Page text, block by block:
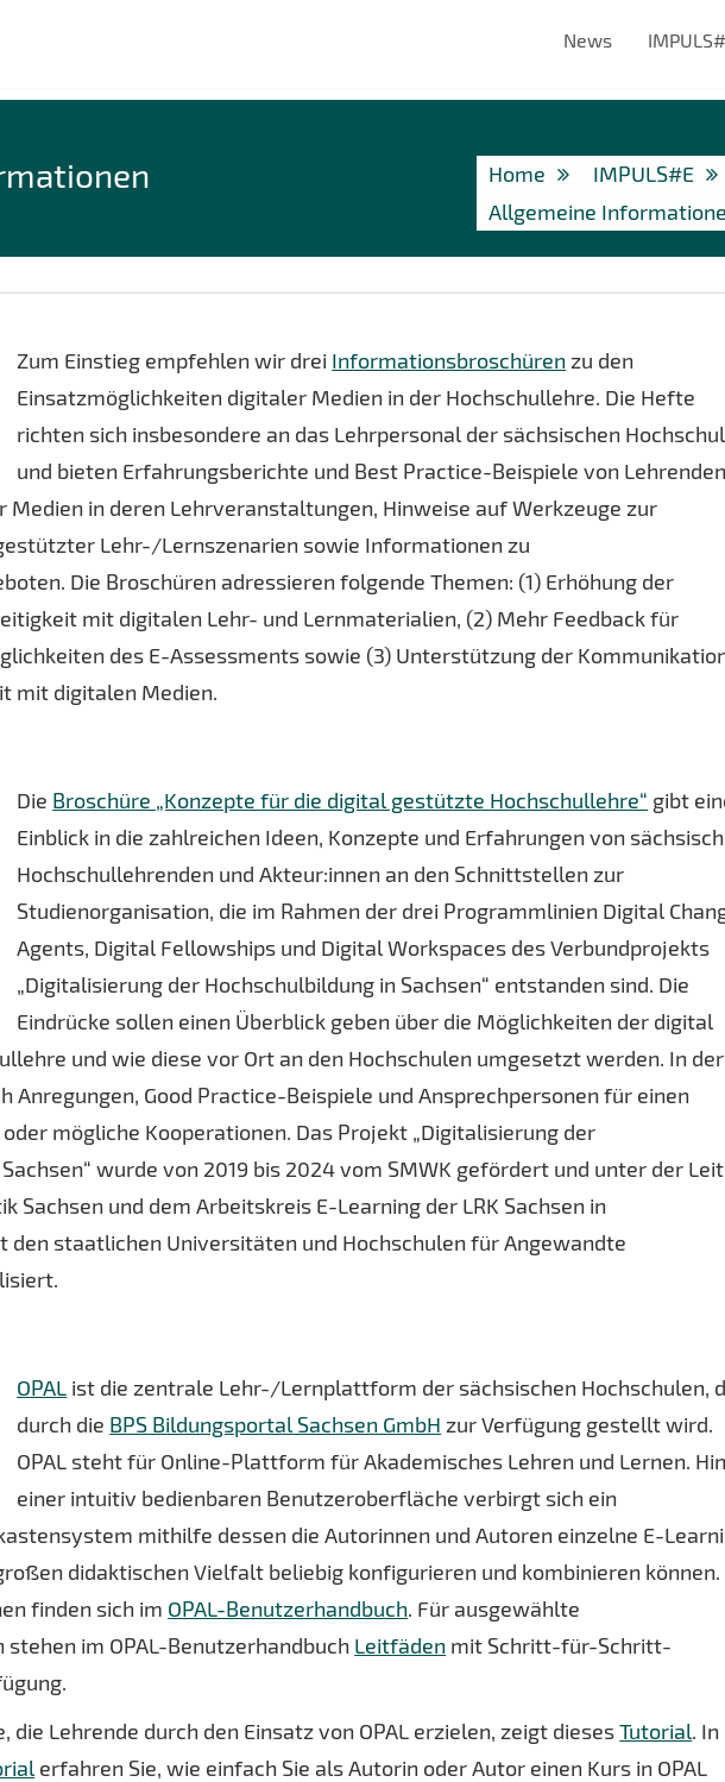
News
Home IMPULS#E
Allgemeine
Zum Einstieg empfehlen wir drei Informationsbroschüren zu den
Einsatzmöglichkeiten digitaler Medien in der Hochschullehre. Die Hefte
richten sich insbesondere an das Lehrpersonal der sächsischen
und bieten Erfahrungsberichte und Best Practice-Beispiele von Lehrenden
Medien in deren Lehrveranstaltungen, Hinweise auf Werkzeuge zur
Lehr-/Lernszenarien sowie Informationen zu
Die Broschüren adressieren folgende Themen: (1) Erhöhung der
mit digitalen Lehr- und Lernmaterialien, (2) Mehr Feedback für
des E-Assessments sowie (3) Unterstützung der
mit digitalen Medien.
Die Broschüre „Konzepte für die digital gestützte Hochschullehre“ gibt
Einblick in die zahlreichen Ideen, Konzepte und Erfahrungen von
Hochschullehrenden und Akteur:innen an den Schnittstellen zur
Studienorganisation, die im Rahmen der drei Programmlinien Digital
Agents, Digital Fellowships und Digital Workspaces des Verbundprojekts
„Digitalisierung der Hochschulbildung in Sachsen“ entstanden sind. Die
Eindrücke sollen einen Überblick geben über die Möglichkeiten der digital
und wie diese vor Ort an den Hochschulen umgesetzt werden. In der
Anregungen, Good Practice-Beispiele und Ansprechpersonen für einen
mögliche Kooperationen. Das Projekt „Digitalisierung der
wurde von 2019 bis 2024 vom SMWK gefördert und unter der
Sachsen und dem Arbeitskreis E-Learning der LRK Sachsen in
den staatlichen Universitäten und Hochschulen für Angewandte
OPAL ist die zentrale Lehr-/Lernplattform der sächsischen Hochschulen,
durch die BPS Bildungsportal Sachsen GmbH zur Verfügung gestellt wird.
OPAL steht für Online-Plattform für Akademisches Lehren und Lernen.
einer intuitiv bedienbaren Benutzeroberfläche verbirgt sich ein
mithilfe dessen die Autorinnen und Autoren einzelne E-
didaktischen Vielfalt beliebig konfigurieren und kombinieren können.
finden sich im OPAL-Benutzerhandbuch. Für ausgewählte
im OPAL-Benutzerhandbuch Leitfäden mit Schritt-für-Schritt-
die Lehrende durch den Einsatz von OPAL erzielen, zeigt diesesTutorial. In
erfahren Sie, wie einfach Sie als Autorin oder Autor einen Kurs in OPAL